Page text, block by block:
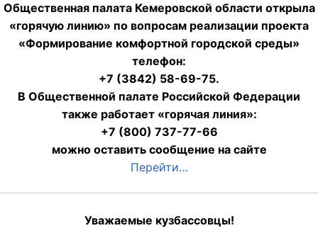
Общественная палата Кемеровской области открыла
«горячую линию» по вопросам реализации проекта
«Формирование комфортной городской среды»
телефон:
+7 (3842) 58-69-75.
В Общественной палате Российской Федерации
также работает «горячая линия»:
+7 (800) 737-77-66
можно оставить сообщение на сайте
Перейти…
Уважаемые кузбассовцы!